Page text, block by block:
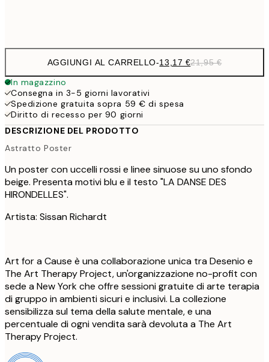
AGGIUNGI AL CARRELLO-13,17 €21,95 €
In magazzino
Consegna in 3-5 giorni lavorativi
Spedizione gratuita sopra 59 € di spesa
Diritto di recesso per 90 giorni
DESCRIZIONE DEL PRODOTTO
Astratto Poster
Un poster con uccelli rossi e linee sinuose su uno sfondo
beige. Presenta motivi blu e il testo "LA DANSE DES
HIRONDELLES".
Artista: Sissan Richardt
Art for a Cause è una collaborazione unica tra Desenio e
The Art Therapy Project, un'organizzazione no-profit con
sede a New York che offre sessioni gratuite di arte terapia
di gruppo in ambienti sicuri e inclusivi. La collezione
sensibilizza sul tema della salute mentale, e una
percentuale di ogni vendita sarà devoluta a The Art
Therapy Project.